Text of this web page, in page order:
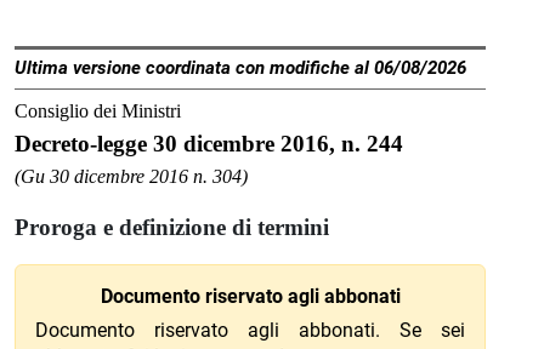
Ultima versione coordinata con modifiche al 06/08/2026
Consiglio dei Ministri
Decreto-legge 30 dicembre 2016, n. 244
(Gu 30 dicembre 2016 n. 304)
Proroga e definizione di termini
Documento riservato agli abbonati
Documento riservato agli abbonati. Se sei